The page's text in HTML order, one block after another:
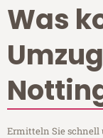
Was
Ermitteln Sie schnell